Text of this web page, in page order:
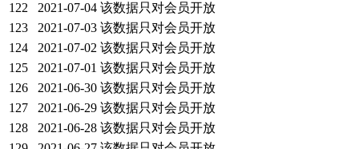
122
2021-07-04 该数据只对会员开放
123
2021-07-03 该数据只对会员开放
124
2021-07-02 该数据只对会员开放
125
2021-07-01 该数据只对会员开放
126
2021-06-30 该数据只对会员开放
127
2021-06-29 该数据只对会员开放
128
2021-06-28 该数据只对会员开放